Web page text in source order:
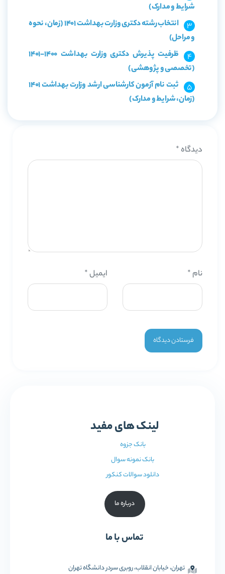
شرایط و مدارک)
انتخاب رشته دکتری وزارت بهداشت 1401 (زمان، نحوه
و مراحل)
ظرفیت پذیرش دکتری وزارت بهداشت 1400-1401
(تخصصی و پژوهشی)
ثبت نام آزمون کارشناسی ارشد وزارت بهداشت 1401
(زمان، شرایط و مدارک)
دیدگاه *
نام * ایمیل*
لینک های مفید
بانک جزوه
بانک نمونه سوال
دانلود سوالات کنکور
درباره ما
تماس با ما
تهران، خیابان انقلاب، روبری سردر دانشگاه تهران